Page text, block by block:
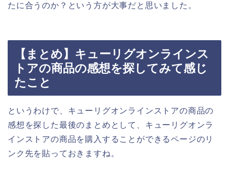
たに合うのか？という方が大事だと思いました。
【まとめ】キューリグオンラインス
トアの商品の感想を探してみて感じ
たこと
というわけで、キューリグオンラインストアの商品の
感想を探した最後のまとめとして、キューリグオンラ
インストアの商品を購入することができるページのリ
ンク先を貼っておきますね。